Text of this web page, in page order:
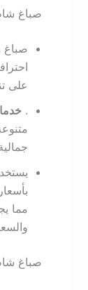
صباغ
صباغ
على
.
مما
صباغ